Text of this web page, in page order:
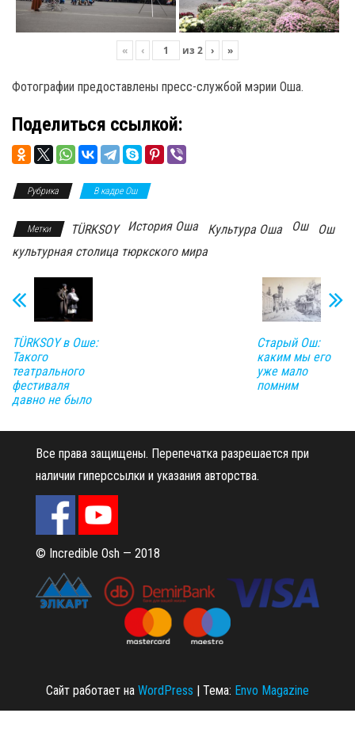
« ‹ из 2 › »
Фотографии предоставлены пресс-службой мэрии Оша.
Поделиться ссылкой:
Рубрика В кадре Ош
Метки TÜRKSOY История Оша Культура Оша Ош
Ош
культурная столица тюркского мира
TÜRKSOY в Оше:
Такого
театрального
фестиваля
давно не было
Старый Ош:
каким мы его
уже мало
помним
Все права защищены. Перепечатка разрешается при
наличии гиперссылки и указания авторства.
© Incredible Osh — 2018
Сайт работает на WordPress Тема: Envo Magazine